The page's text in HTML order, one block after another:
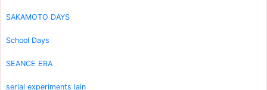
SAKAMOTO DAYS
School Days
SEANCE ERA
serial experiments lain